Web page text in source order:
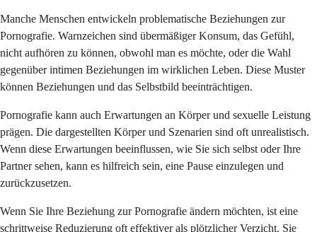
Manche Menschen entwickeln problematische Beziehungen zur
Pornografie. Warnzeichen sind übermäßiger Konsum, das Gefühl,
nicht aufhören zu können, obwohl man es möchte, oder die Wahl
gegenüber intimen Beziehungen im wirklichen Leben. Diese Muster
können Beziehungen und das Selbstbild beeinträchtigen.
Pornografie kann auch Erwartungen an Körper und sexuelle Leistung
prägen. Die dargestellten Körper und Szenarien sind oft unrealistisch.
Wenn diese Erwartungen beeinflussen, wie Sie sich selbst oder Ihre
Partner sehen, kann es hilfreich sein, eine Pause einzulegen und
zurückzusetzen.
Wenn Sie Ihre Beziehung zur Pornografie ändern möchten, ist eine
schrittweise Reduzierung oft effektiver als plötzlicher Verzicht. Sie